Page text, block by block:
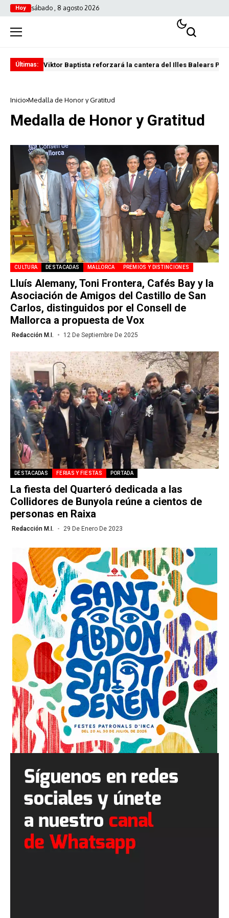
Hoy sábado , 8 agosto 2026
Últimas: Viktor Baptista reforzará la cantera del Illes Balears
Inicio Medalla de Honor y Gratitud
Medalla de Honor y Gratitud
CULTURA DESTACADAS MALLORCA PREMIOS Y DISTINCIONES
Lluís Alemany, Toni Frontera, Cafés Bay y la
Asociación de Amigos del Castillo de San
Carlos, distinguidos por el Consell de
Mallorca a propuesta de Vox
Redacción M.I. 12 De Septiembre De 2025
DESTACADAS FERIAS Y FIESTAS PORTADA
La fiesta del Quarteró dedicada a las
Collidores de Bunyola reúne a cientos de
personas en Raixa
Redacción M.I. 29 De Enero De 2023